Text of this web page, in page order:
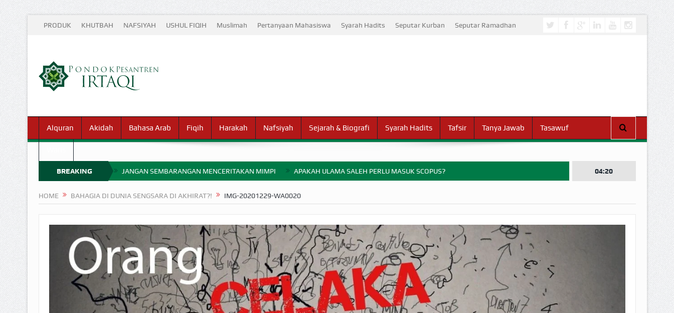
PRODUK KHUTBAH NAFSIYAH USHUL FIQIH Muslimah Pertanyaan Mahasiswa Syarah Hadits Seputar Kurban Seputar Ramadhan
Alquran Akidah Bahasa Arab Fiqih Harakah Nafsiyah Sejarah & Biografi Syarah Hadits Tafsir Tanya Jawab Tasawuf
BREAKING
NEWS
JANGAN SEMBARANGAN MENCERITAKAN MIMPI APAKAH ULAMA SALEH PERLU MASUK SCOPUS?
BAGAIMANA CARA MEMBAYAR ZAKAT UANG? UANG HARAM BISA MENJADI HALAL JIKA SEBAB KEPEMILIKANNYA BERUBAH
ISTIDLAL BATIL VS ISTIDLAL SYAR’I BAHASA CINTA KARENA ALLAH HUKUM MEMBAYAR ZAKAT DENGAN CARA MENGANGSUR
HUKUM MEMBAYAR ZAKAT KEPADA KERABAT SENDIRI
04:20
HOME BAHAGIA DI DUNIA SENGSARA DI AKHIRAT?! IMG-20201229-WA0020